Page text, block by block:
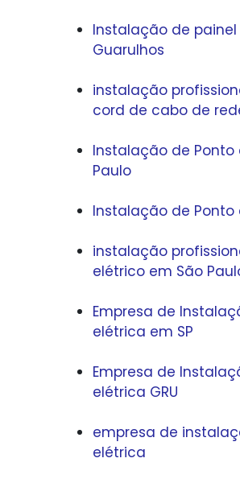
Instalação de
Guarulhos
instalação
cord de cabo de
Instalação de Ponto
Paulo
Instalação de Ponto
instalação
elétrico em São
Empresa de
elétrica em SP
Empresa de
elétrica GRU
empresa de
elétrica